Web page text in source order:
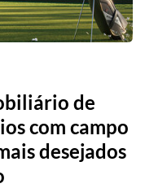
de
com campo
desejados